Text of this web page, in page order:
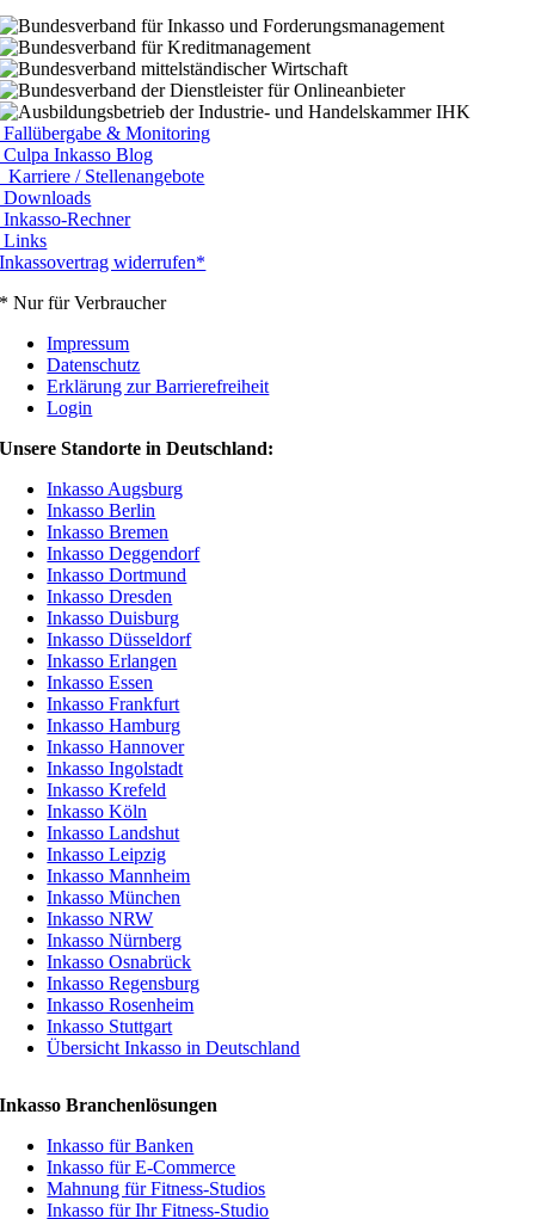
Fallübergabe & Monitoring
Culpa Inkasso Blog
Karriere / Stellenangebote
Downloads
Inkasso-Rechner
Links
Inkassovertrag widerrufen*
* Nur für Verbraucher
Impressum
Datenschutz
Erklärung zur Barrierefreiheit
Login
Unsere Standorte in Deutschland:
Inkasso Augsburg
Inkasso Berlin
Inkasso Bremen
Inkasso Deggendorf
Inkasso Dortmund
Inkasso Dresden
Inkasso Duisburg
Inkasso Düsseldorf
Inkasso Erlangen
Inkasso Essen
Inkasso Frankfurt
Inkasso Hamburg
Inkasso Hannover
Inkasso Ingolstadt
Inkasso Krefeld
Inkasso Köln
Inkasso Landshut
Inkasso Leipzig
Inkasso Mannheim
Inkasso München
Inkasso NRW
Inkasso Nürnberg
Inkasso Osnabrück
Inkasso Regensburg
Inkasso Rosenheim
Inkasso Stuttgart
Übersicht Inkasso in Deutschland
Inkasso Branchenlösungen
Inkasso für Banken
Inkasso für E-Commerce
Mahnung für Fitness-Studios
Inkasso für Ihr Fitness-Studio